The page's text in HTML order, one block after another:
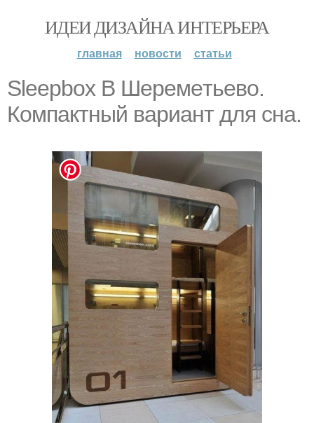
ИДЕИ ДИЗАЙНА ИНТЕРЬЕРА
главная новости статьи
Slеерboх В Шepeмeтьeвo.
Компактный вариант для сна.